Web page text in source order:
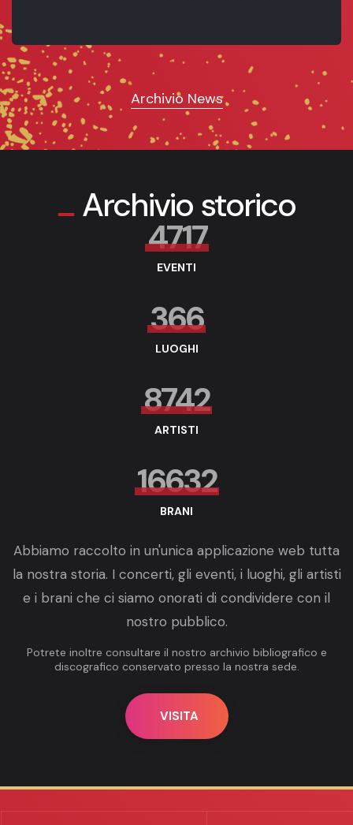
Archivio News
Archivio storico
4717
EVENTI
366
LUOGHI
8742
ARTISTI
16632
BRANI
Abbiamo raccolto in un'unica applicazione web tutta
la nostra storia. I concerti, gli eventi, i luoghi, gli artisti
e i brani che ci siamo onorati di condividere con il
nostro pubblico.
Potrete inoltre consultare il nostro archivio bibliografico e
discografico conservato presso la nostra sede.
VISITA